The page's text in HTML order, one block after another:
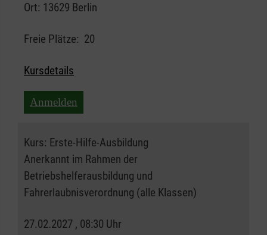
Ort: 13629 Berlin
Freie Plätze: 20
Kursdetails
Anmelden
Kurs: Erste-Hilfe-Ausbildung
Anerkannt im Rahmen der
Betriebshelferausbildung und
Fahrerlaubnisverordnung (alle Klassen)
27.02.2027 , 08:30 Uhr